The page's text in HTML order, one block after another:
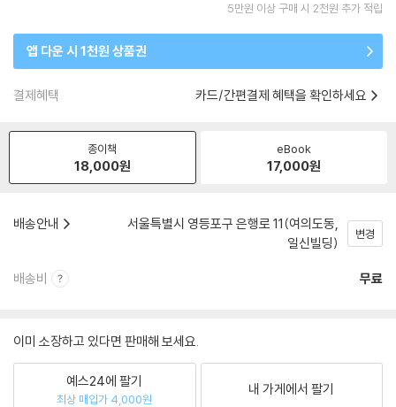
5만원 이상 구매 시 2천원 추가 적립
앱 다운 시 1천원 상품권
결제혜택 카드/간편결제 혜택을 확인하세요
종이책
18,000원
eBook
17,000원
배송안내
서울특별시 영등포구 은행로 11(여의도동,
일신빌딩)
변경
배송비 무료
이미 소장하고 있다면 판매해 보세요.
예스24에 팔기
최상 매입가 4,000원
내 가게에서 팔기